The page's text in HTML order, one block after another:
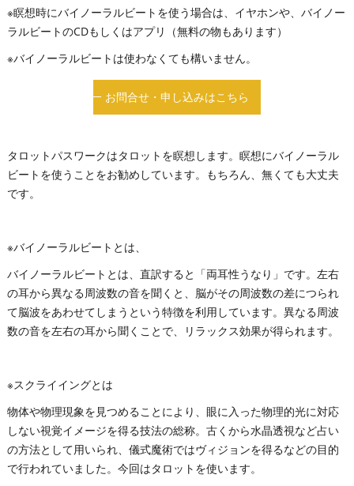
※瞑想時にバイノーラルビートを使う場合は、イヤホンや、バイノー
ラルビートのCDもしくはアプリ（無料の物もあります）
※バイノーラルビートは使わなくても構いません。
お問合せ・申し込みはこちら
タロットパスワークはタロットを瞑想します。瞑想にバイノーラル
ビートを使うことをお勧めしています。もちろん、無くても大丈夫
です。
※バイノーラルビートとは、
バイノーラルビートとは、直訳すると「両耳性うなり」です。左右
の耳から異なる周波数の音を聞くと、脳がその周波数の差につられ
て脳波をあわせてしまうという特徴を利用しています。異なる周波
数の音を左右の耳から聞くことで、リラックス効果が得られます。
※スクライイングとは
物体や物理現象を見つめることにより、眼に入った物理的光に対応
しない視覚イメージを得る技法の総称。古くから水晶透視など占い
の方法として用いられ、儀式魔術ではヴィジョンを得るなどの目的
で行われていました。今回はタロットを使います。